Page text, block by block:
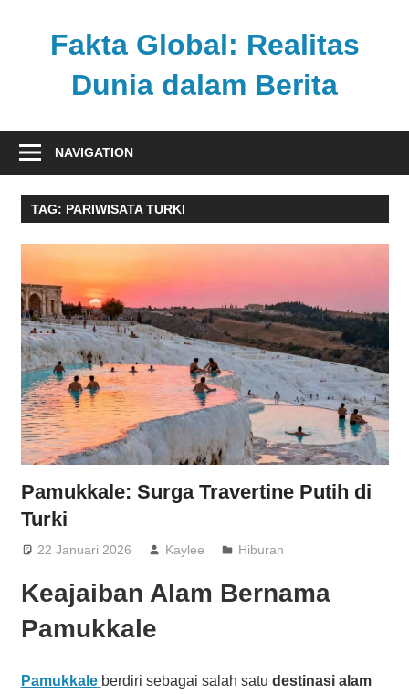
Fakta Global: Realitas
Dunia dalam Berita
kabar
dari
berbagai
pandang
NAVIGATION
TAG: PARIWISATA TURKI
Pamukkale: Surga Travertine Putih di
Turki
22 Januari 2026 Kaylee Hiburan
Keajaiban Alam Bernama
Pamukkale
Pamukkale berdiri sebagai salah satu destinasi alam